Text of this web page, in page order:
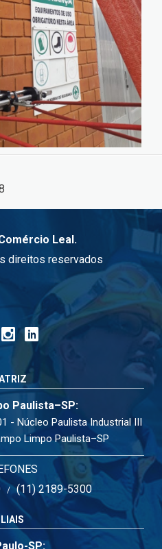
Leal.
direitos reservados
Paulista–SP:
- Núcleo Paulista Industrial III
Limpo Paulista–SP
/(11) 2189-5300
SP: